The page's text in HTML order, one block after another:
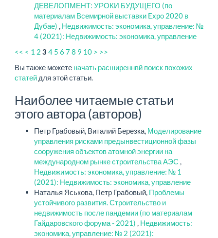
ДЕВЕЛОПМЕНТ: УРОКИ БУДУЩЕГО (по
материалам Всемирной выставки Expo 2020 в
Дубае) , Недвижимость: экономика, управление: №
4 (2021): Недвижимость: экономика, управление
<< < 1 2 3 4 5 6 78 9 10 > >>
Вы также можете начать расширеннвй поиск похожих
статей для этой статьи.
Наиболее читаемые статьи
этого автора (авторов)
Петр Грабовый, Виталий Березка, Моделирование
управления рисками предынвестиционной фазы
сооружения объектов атомной энергии на
международном рынке строительства АЭС
Недвижимость: экономика, управление: № 1
(2021): Недвижимость: экономика, управление
Наталья Яськова, Петр Грабовый, Проблемы
устойчивого развития. Строительство и
недвижимость после пандемии (по материалам
Гайдаровского форума - 2021)
Недвижимость:
экономика, управление: № 2 (2021):